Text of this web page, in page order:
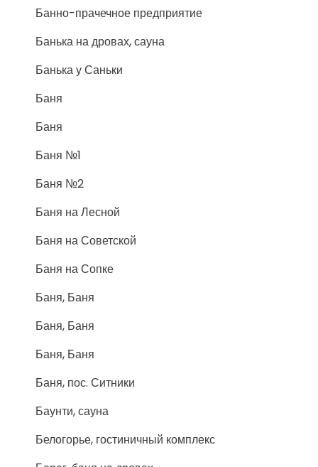
Банно-прачечное предприятие
Банька на дровах, сауна
Банька у Саньки
Баня
Баня
Баня №1
Баня №2
Баня на Лесной
Баня на Советской
Баня на Сопке
Баня, Баня
Баня, Баня
Баня, Баня
Баня, пос. Ситники
Баунти, сауна
Белогорье, гостиничный комплекс